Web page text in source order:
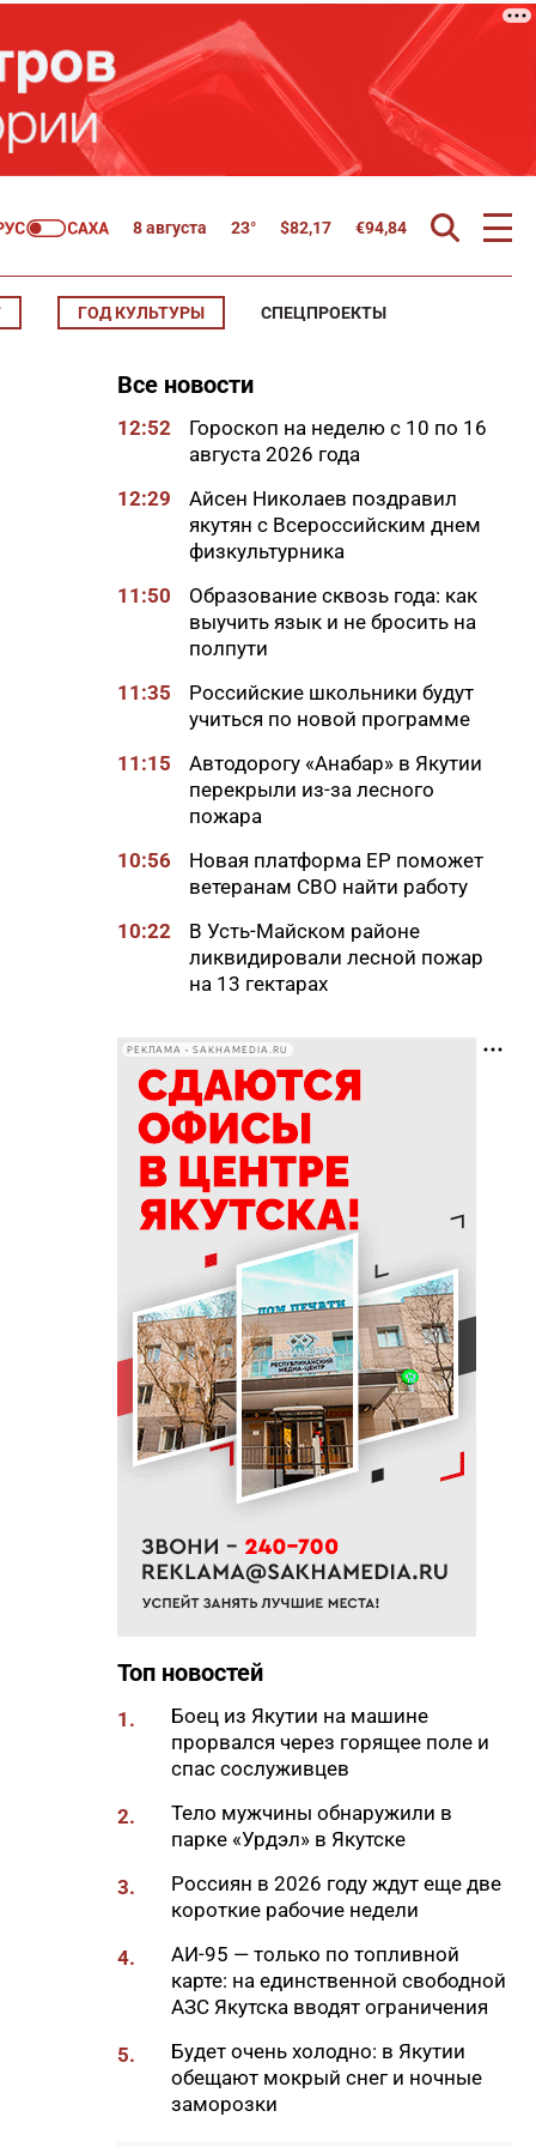
8 августа 23° $82,17 €94,84
ГОД КУЛЬТУРЫ СПЕЦПРОЕКТЫ
Все новости
12:52
Гороскоп на неделю с 10 по 16
августа 2026 года
12:29
Айсен Николаев поздравил
якутян с Всероссийским днем
физкультурника
11:50
Образование сквозь года: как
выучить язык и не бросить на
полпути
11:35
Российские школьники будут
учиться по новой программе
11:15
Автодорогу «Анабар» в Якутии
перекрыли из-за лесного
пожара
10:56
Новая платформа ЕР поможет
ветеранам СВО найти работу
10:22
В Усть-Майском районе
ликвидировали лесной пожар
на 13 гектарах
считают главным подарком в
своей жизни
09:41
Сколько стоит, собрать
ребенка в школу на Дальнем
Востоке
09:20
В Якутии заготовлено 114
тысяч тонн сена и 200 тонн
сенажа
09:00
На Камчатке завершилась
парусная экспедиция из
Якутии
06:15
До +27 градусов прогреется
воздух в Якутске в субботу
Деловая программа ВЭФ-2026
20:33
В Якутии продолжается
доукомплектование ВС РФ
поддержку психологов Якутии
19:48
В Якутии определены
приоритеты развития
«Движения Первых»
19:30
Более 26 тонн гуманитарной
помощи доставили в
пострадавший от паводка
Верхоянский район
19:00
Авторы проектов «Ты в игре»
проведут спортивные
мероприятия в рамках Дня
физкультурника
18:40
Приметы на 8 августа 2026
года: что можно и нельзя
делать в Ермолаев день
РЕКЛАМА • SAKHAMEDIA.RU
Топ новостей
1.
Боец из Якутии на машине
прорвался через горящее поле и
спас сослуживцев
2.
Тело мужчины обнаружили в
парке «Урдэл» в Якутске
3.
Россиян в 2026 году ждут еще две
короткие рабочие недели
4.
АИ-95 — только по топливной
карте: на единственной свободной
АЗС Якутска вводят ограничения
5.
Будет очень холодно: в Якутии
обещают мокрый снег и ночные
заморозки